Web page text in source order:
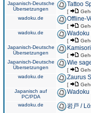
Japanisch-Deutsche
Übersetzungen
Tattoo
[
wadoku.de
Offline-
[
wadoku.de
[
Japanisch-Deutsche
Übersetzungen
[
Japanisch-Deutsche
Übersetzungen
Wie
[
wadoku.de
Zaurus
[
Japanisch auf
PC/PDA
Wadoku
wadoku.de 岩戸 /